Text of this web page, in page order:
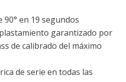
en 19 segundos
garantizado por
de calibrado del máximo
de serie en todas las